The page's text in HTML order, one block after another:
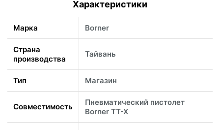
Характеристики
Марка Borner
Страна
производства
Тайвань
Тип Магазин
Совместимость
Пневматический пистолет
Borner TT-X